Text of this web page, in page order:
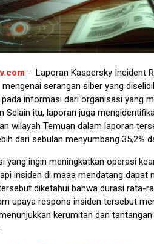
- Laporan Kaspersky Incident
serangan siber yang
pada informasi dari organisasi yang
Selain itu, laporan juga
wilayah Temuan dalam laporan
dari sebulan menyumbang 35,2%
yang ingin meningkatkan operasi
insiden di maaa mendatang dapat
diketahui bahwa durasi rata-
upaya respons insiden tersebut
kerumitan dan